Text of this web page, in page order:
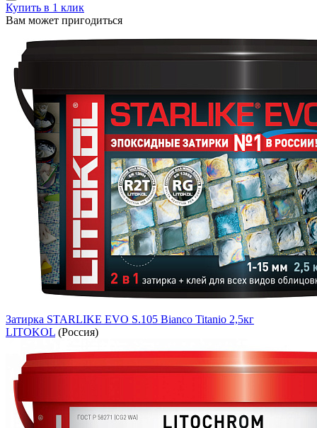
Купить в 1 клик
Вам может пригодиться
Затирка STARLIKE EVO S.105 Bianco Titanio 2,5кг
LITOKOL (Россия)